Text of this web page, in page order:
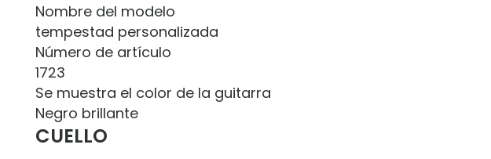
Nombre del modelo
tempestad personalizada
Número de artículo
1723
Se muestra el color de la guitarra
Negro brillante
CUELLO